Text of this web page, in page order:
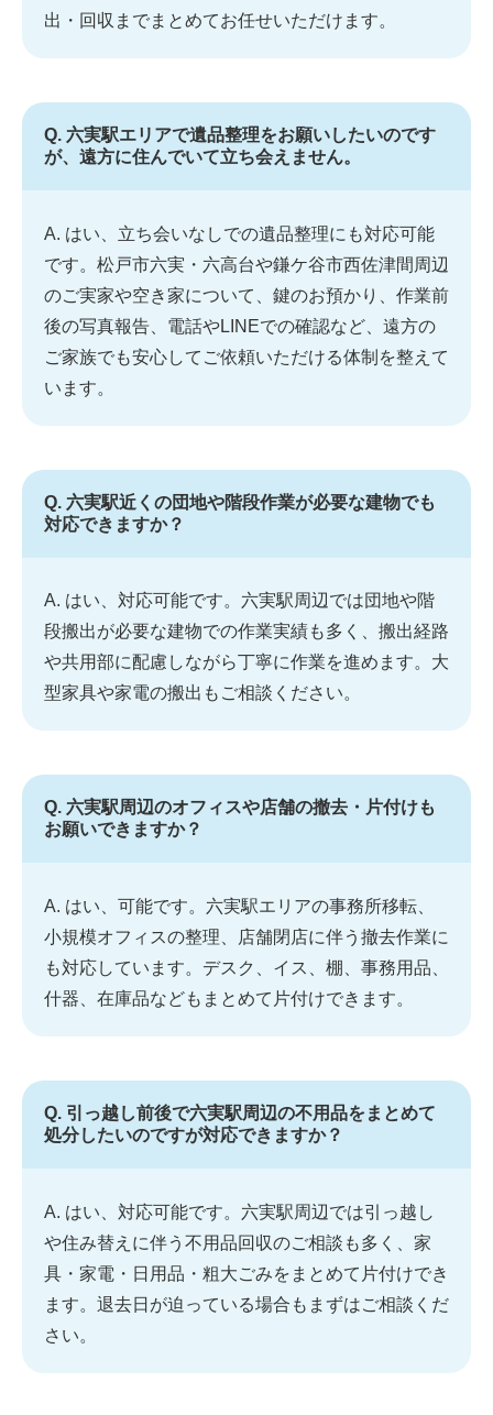
出・回収までまとめてお任せいただけます。
Q. 六実駅エリアで遺品整理をお願いしたいのです
が、遠方に住んでいて立ち会えません。
A. はい、立ち会いなしでの遺品整理にも対応可能
です。松戸市六実・六高台や鎌ケ谷市西佐津間周辺
のご実家や空き家について、鍵のお預かり、作業前
後の写真報告、電話やLINEでの確認など、遠方の
ご家族でも安心してご依頼いただける体制を整えて
います。
Q. 六実駅近くの団地や階段作業が必要な建物でも
対応できますか？
A. はい、対応可能です。六実駅周辺では団地や階
段搬出が必要な建物での作業実績も多く、搬出経路
や共用部に配慮しながら丁寧に作業を進めます。大
型家具や家電の搬出もご相談ください。
Q. 六実駅周辺のオフィスや店舗の撤去・片付けも
お願いできますか？
A. はい、可能です。六実駅エリアの事務所移転、
小規模オフィスの整理、店舗閉店に伴う撤去作業に
も対応しています。デスク、イス、棚、事務用品、
什器、在庫品などもまとめて片付けできます。
Q. 引っ越し前後で六実駅周辺の不用品をまとめて
処分したいのですが対応できますか？
A. はい、対応可能です。六実駅周辺では引っ越し
や住み替えに伴う不用品回収のご相談も多く、家
具・家電・日用品・粗大ごみをまとめて片付けでき
ます。退去日が迫っている場合もまずはご相談くだ
さい。